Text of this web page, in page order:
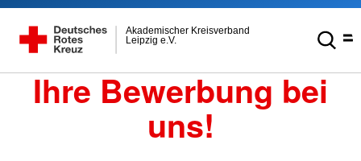
Leipzig e.V.
Akademischer Kreisverband
Ihre Bewerbung bei
uns!